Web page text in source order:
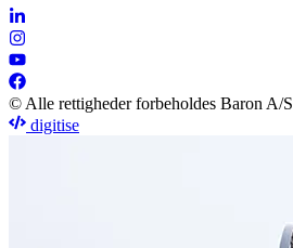
© Alle rettigheder forbeholdes Baron A/S
digitise